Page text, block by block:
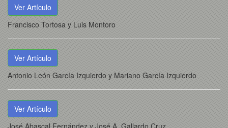
Ver Artículo
Francisco Tortosa y Luis Montoro
Ver Artículo
Antonio León García Izquierdo y Mariano García Izquierdo
Ver Artículo
José Abascal Fernández y José A. Gallardo Cruz